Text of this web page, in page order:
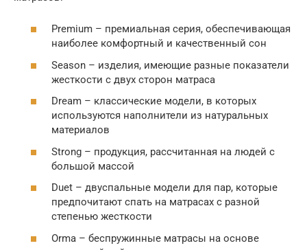
Premium – премиальная серия, обеспечивающая
наиболее комфортный и качественный сон
Season – изделия, имеющие разные показатели
жесткости с двух сторон матраса
Dream – классические модели, в которых
используются наполнители из натуральных
материалов
Strong – продукция, рассчитанная на людей с
большой массой
Duet – двуспальные модели для пар, которые
предпочитают спать на матрасах с разной
степенью жесткости
Orma – беспружинные матрасы на основе